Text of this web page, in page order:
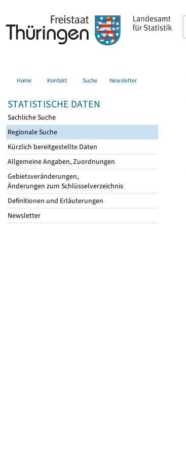
Home Kontakt Suche Newsletter
STATISTISCHE DATEN
Sachliche Suche
Regionale Suche
Kürzlich bereitgestellte Daten
Allgemeine Angaben, Zuordnungen
Gebietsveränderungen,
Änderungen zum Schlüsselverzeichnis
Definitionen und Erläuterungen
Newsletter